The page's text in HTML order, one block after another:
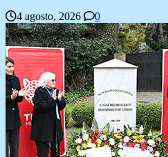
4 agosto, 2026 0